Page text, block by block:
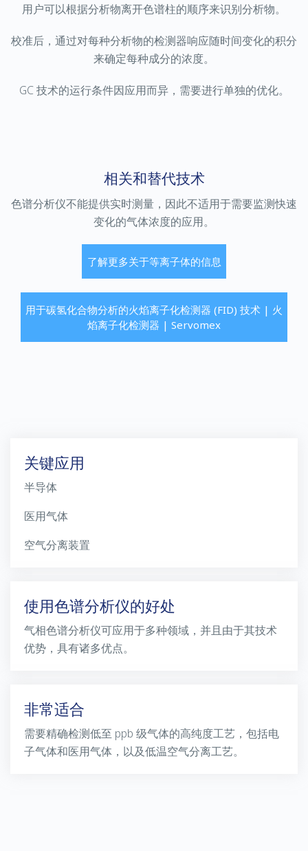
用户可以根据分析物离开色谱柱的顺序来识别分析物。
校准后，通过对每种分析物的检测器响应随时间变化的积分
来确定每种成分的浓度。
GC 技术的运行条件因应用而异，需要进行单独的优化。
相关和替代技术
色谱分析仪不能提供实时测量，因此不适用于需要监测快速
变化的气体浓度的应用。
了解更多关于等离子体的信息
用于碳氢化合物分析的火焰离子化检测器 (FID) 技术 | 火
焰离子化检测器 | Servomex
关键应用
半导体
医用气体
空气分离装置
使用色谱分析仪的好处
气相色谱分析仪可应用于多种领域，并且由于其技术
优势，具有诸多优点。
非常适合
需要精确检测低至 ppb 级气体的高纯度工艺，包括电
子气体和医用气体，以及低温空气分离工艺。